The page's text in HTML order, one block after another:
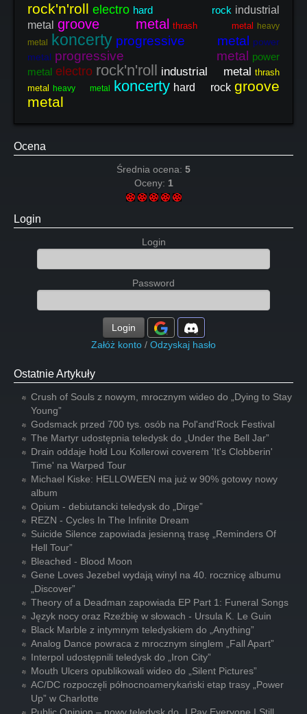
rock'n'roll electro hard rock industrial
metal groove metal thrash metal
heavy
metal
koncerty progressive metal
power
metal progressive metal
power
metal electro rock'n'roll industrial metal thrash
metal
heavy metal koncerty hard rock groove
metal
Ocena
Średnia ocena: 5
Oceny: 1
Login
Login
Password
Login
Załóż konto / Odzyskaj hasło
Ostatnie Artykuły
Crush of Souls z nowym, mrocznym wideo do „Dying to Stay
Young”
Godsmack przed 700 tys. osób na Pol'and'Rock Festival
The Martyr udostępnia teledysk do „Under the Bell Jar”
Drain oddaje hołd Lou Kollerowi coverem 'It's Clobberin'
Time' na Warped Tour
Michael Kiske: HELLOWEEN ma już w 90% gotowy nowy
album
Opium - debiutancki teledysk do „Dirge”
REZN - Cycles In The Infinite Dream
Suicide Silence zapowiada jesienną trasę „Reminders Of
Hell Tour”
Bleached - Blood Moon
Gene Loves Jezebel wydają winyl na 40. rocznicę albumu
„Discover”
Theory of a Deadman zapowiada EP Part 1: Funeral Songs
Język nocy oraz Rzeźbię w słowach - Ursula K. Le Guin
Black Marble z intymnym teledyskiem do „Anything”
Analog Dance powraca z mrocznym singlem „Fall Apart”
Interpol udostępnili teledysk do „Iron City”
Mouth Ulcers opublikowali wideo do „Silent Pictures”
AC/DC rozpoczęli północnoamerykański etap trasy „Power
Up” w Charlotte